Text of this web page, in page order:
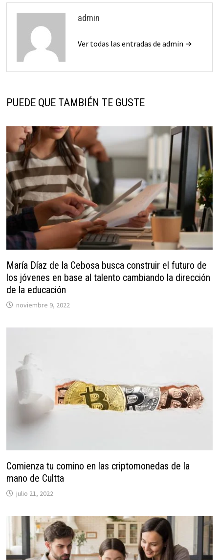
admin
Ver todas las entradas de admin →
PUEDE QUE TAMBIÉN TE GUSTE
María Díaz de la Cebosa busca construir el futuro de
los jóvenes en base al talento cambiando la dirección
de la educación
noviembre 9, 2022
Comienza tu comino en las criptomonedas de la
mano de Cultta
julio 21, 2022